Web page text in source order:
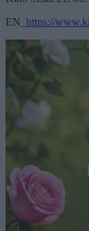
EN_ https://